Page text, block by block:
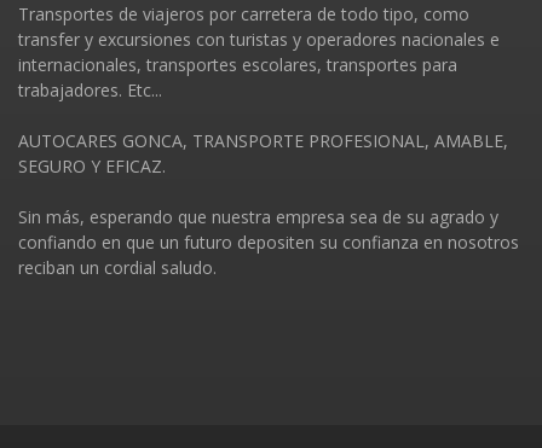
Transportes de viajeros por carretera de todo tipo, como
transfer y excursiones con turistas y operadores nacionales e
internacionales, transportes escolares, transportes para
trabajadores. Etc...
AUTOCARES GONCA, TRANSPORTE PROFESIONAL, AMABLE,
SEGURO Y EFICAZ.
Sin más, esperando que nuestra empresa sea de su agrado y
confiando en que un futuro depositen su confianza en nosotros
reciban un cordial saludo.